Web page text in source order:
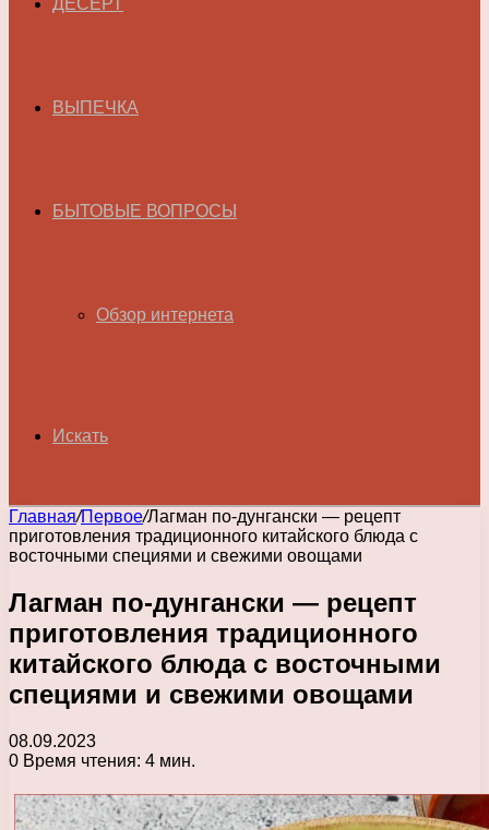
ДЕСЕРТ
ВЫПЕЧКА
БЫТОВЫЕ ВОПРОСЫ
Обзор интернета
Искать
Главная/Первое/Лагман по-дунгански — рецепт
приготовления традиционного китайского блюда с
восточными специями и свежими овощами
Лагман по-дунгански — рецепт
приготовления традиционного
китайского блюда с восточными
специями и свежими овощами
08.09.2023
0 Время чтения: 4 мин.